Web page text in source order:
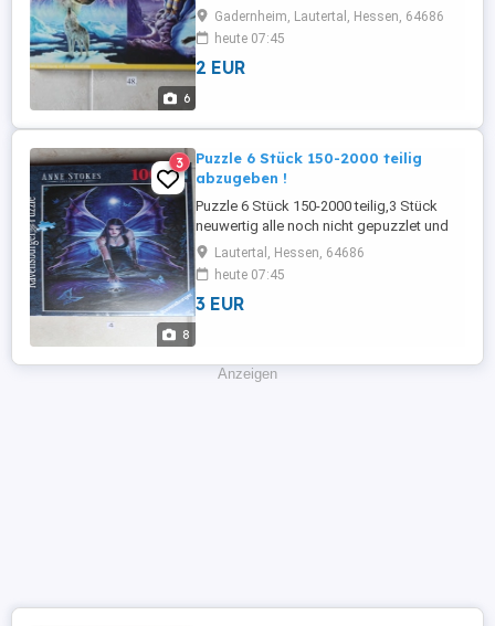
6
abzugeben. Es sind verschiedene Motive
und Marken (siehe Bilder ) . Die Preise der
einzelnen Puzzle (2,- bis 8,- Stück
Festpreis) sind in der Liste zu sehen. Die
Gadernheim, Lautertal, Hessen, 64686
heute 07:45
2 EUR
8
3
Puzzle 6 Stück 150-2000 teilig
abzugeben !
Puzzle 6 Stück 150-2000 teilig,3 Stück
neuwertig alle noch nicht gepuzzlet und
original Verpackt und 3 Stück Travel
Puzzle (nur einmal gepuzzlet neuwertig
"wegen Sammlungsauflösung
"abzugeben. Es sind verschiedene Motive
Festpreis"Einzelpreise ...
Lautertal, Hessen, 64686
heute 07:45
3 EUR
Anzeigen